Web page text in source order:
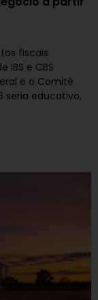
fiscais
e CBS
e o Comitê
seria educativo,